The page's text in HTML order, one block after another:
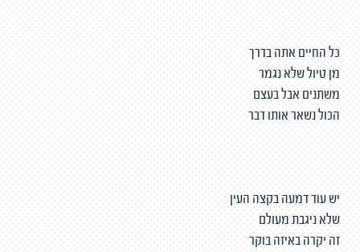
כל החיים אתה בדרך
מן טיול שלא נגמר
משתנים אבל בעצם
הכול נשאר אותו דבר
יש עוד דמעה בקצה העין
שלא ניגבת מעולם
זה יקרה באיזה בוקר